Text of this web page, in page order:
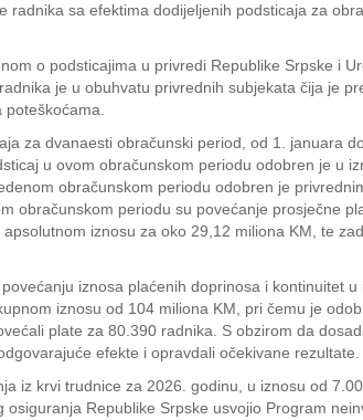
sa efektima dodijeljenih podsticaja za
o podsticajima u privredi Republike Srpske i
je u obuhvatu privrednih subjekata čija je
za dvanaesti obračunski period, od 1. januara
u ovom obračunskom periodu odobren je u
obračunskom periodu odobren je
obračunskom periodu su povećanje prosječne
iznosu za oko 29,12 miliona KM, te
iznosa plaćenih doprinosa i kontinuitet u
iznosu od 104 miliona KM, pri čemu je
plate za 80.390 radnika. S obzirom da
efekte i opravdali očekivane rezultate.
iz krvi trudnice za 2026. godinu, u iznosu od
Republike Srpske usvojio Program